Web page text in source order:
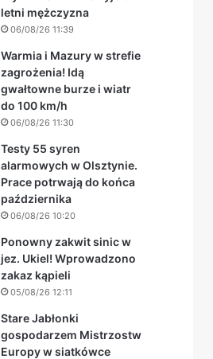
letni mężczyzna
06/08/26 11:39
Warmia i Mazury w strefie
zagrożenia! Idą
gwałtowne burze i wiatr
do 100 km/h
06/08/26 11:30
Testy 55 syren
alarmowych w Olsztynie.
Prace potrwają do końca
października
06/08/26 10:20
Ponowny zakwit sinic w
jez. Ukiel! Wprowadzono
zakaz kąpieli
05/08/26 12:11
Stare Jabłonki
gospodarzem Mistrzostw
Europy w siatkówce